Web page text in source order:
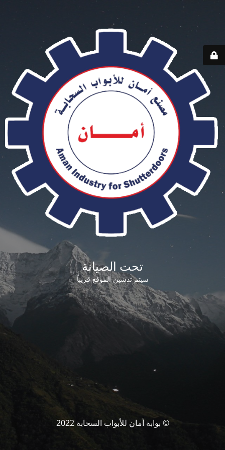
تحت الصيانة
سيتم تدشين الموقع قريباً
© بوابة أمان للأبواب السحابة 2022